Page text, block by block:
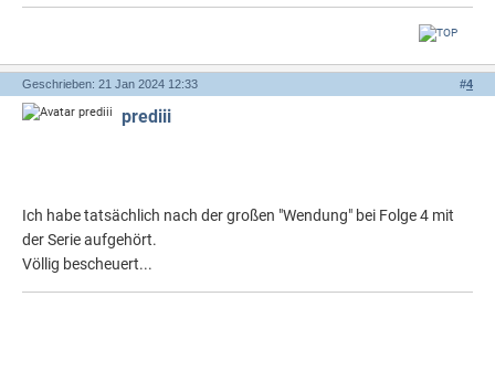
#4
Geschrieben: 21 Jan 2024 12:33
prediii
Ich habe tatsächlich nach der großen "Wendung" bei Folge 4 mit
der Serie aufgehört.
Völlig bescheuert...